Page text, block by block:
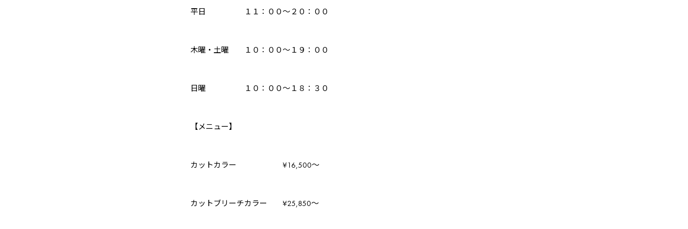
平日 １１：００〜２０：００
木曜・土曜 １０：００〜１９：００
日曜 １０：００〜１８：３０
【メニュー】
カットカラー ¥16,500〜
カットブリーチカラー ¥25,850〜